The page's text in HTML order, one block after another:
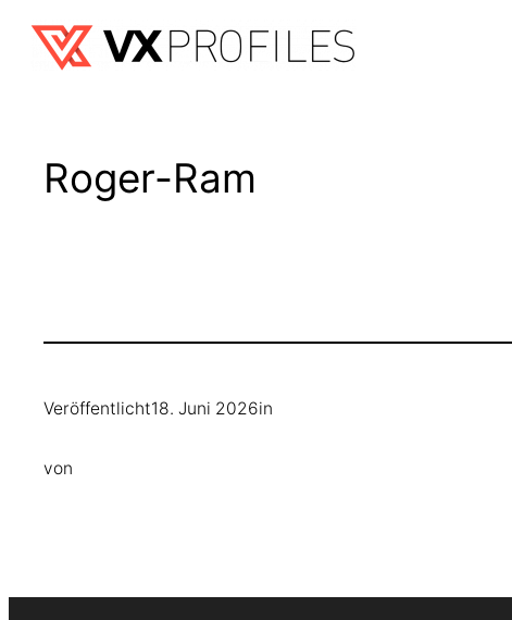
Zum
Inhalt
Roger-Ram
Veröffentlicht18. Juni 2026in
von